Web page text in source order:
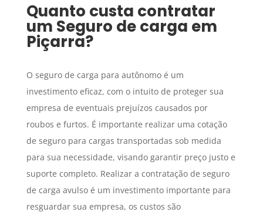
Quanto custa contratar
um Seguro de carga em
Piçarra?
O seguro de carga para autônomo é um
investimento eficaz, com o intuito de proteger sua
empresa de eventuais prejuízos causados por
roubos e furtos. É importante realizar uma cotação
de seguro para cargas transportadas sob medida
para sua necessidade, visando garantir preço justo e
suporte completo. Realizar a contratação de seguro
de carga avulso é um investimento importante para
resguardar sua empresa, os custos são